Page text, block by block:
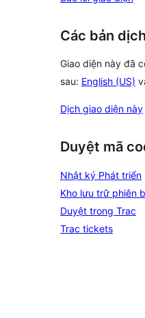
Các bản dịch
Giao diện này đã
sau: English (US)
Dịch giao diện này
Duyệt mã
Nhật ký Phát triển
Kho lưu trữ phiên
Duyệt trong Trac
Trac tickets